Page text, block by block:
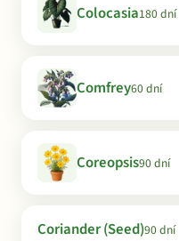
Colocasia180 dní
Comfrey60 dní
Coreopsis90 dní
Coriander (Seed)90 dní